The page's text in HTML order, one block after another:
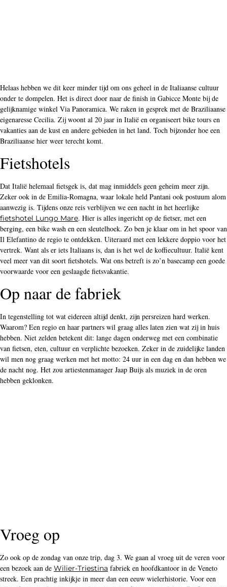
vakanties aan de kust en andere gebieden in het land. Toch bijzonder hoe een
Braziliaanse hier weer terecht komt.
Fietshotels
Zeker ook in de Emilia-Romagna, waar lokale held Pantani ook postuum alom
aanwezig is. Tijdens onze reis verblijven we een nacht in het heerlijke
fietshotel Lungo Mare
berging, een bike wash en een sleutelhoek. Zo ben je klaar om in het spoor van
Il Elefantino de regio te ontdekken. Uiteraard met een lekkere doppio voor het
vertrek. Want als er iets Italiaans is, dan is het wel de koffiecultuur. Italië kent
veel meer van dit soort fietshotels. Wat ons betreft is zo’n basecamp een goede
voorwaarde voor een geslaagde fietsvakantie.
Op naar de fabriek
Waarom? Een regio en haar partners wil graag alles laten zien wat zij in huis
hebben. Niet zelden betekent dit: lange dagen onderweg met een combinatie
van fietsen, eten, cultuur en verplichte bezoeken. Zeker in de zuidelijke landen
wil men nog graag werken met het motto: 24 uur in een dag en dan hebben we
de nacht nog. Het zou artiestenmanager Jaap Buijs als muziek in de oren
hebben geklonken.
een bezoek aan deWilier-Triestina
streek. Een prachtig inkijkje in meer dan een eeuw wielerhistorie. Voor een
Marco Pantani en de Unbound-winnende gravelfiets van Ivar Slik steken er
met kop en schouders boven uit. Mocht je ooit de kans krijgen om in een
fabriek een kijkje te nemen, laat die kans dan niet lopen!